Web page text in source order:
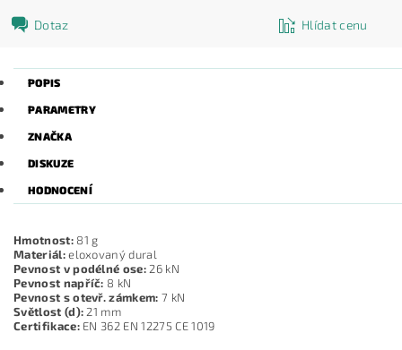
Dotaz Hlídat cenu
POPIS
PARAMETRY
ZNAČKA
DISKUZE
HODNOCENÍ
Hmotnost:81 g
Materiál:eloxovaný dural
Pevnost v podélné ose:26 kN
Pevnost napříč: 8 kN
Pevnost s otevř. zámkem: 7 kN
Světlost (d):21 mm
Certifikace:EN 362 EN 12275 CE 1019